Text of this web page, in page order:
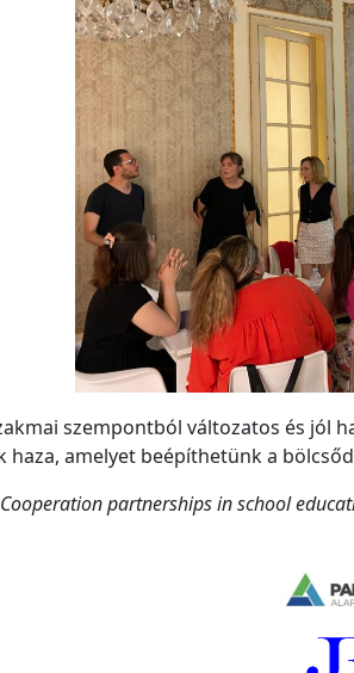
szempontból változatos és
amelyet beépíthetünk a
partnerships in school